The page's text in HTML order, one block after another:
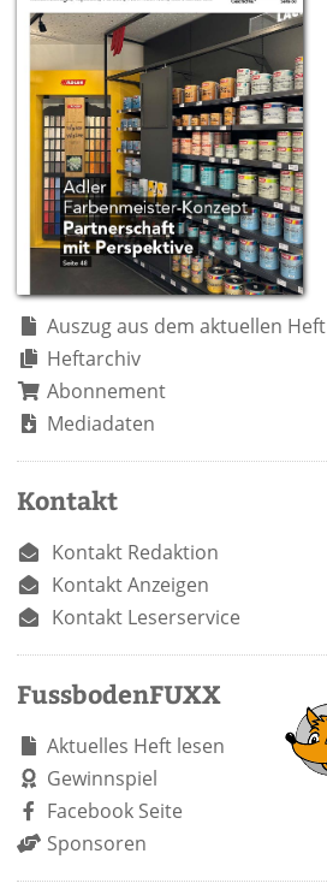
Auszug aus dem aktuellen Heft
Heftarchiv
Abonnement
Mediadaten
Kontakt
Kontakt Redaktion
Kontakt Anzeigen
Kontakt Leserservice
FussbodenFUXX
Aktuelles Heft lesen
Gewinnspiel
Facebook Seite
Sponsoren